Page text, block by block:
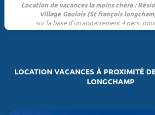
Location de vacances la moins chère :
Village Gaulois (St françois
sur la base d'un appartement 4 pers.
LOCATION VACANCES À PROXIMITÉ
LONGCHAMP